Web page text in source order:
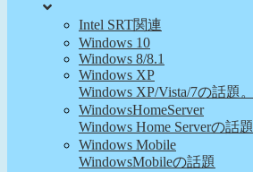
Intel SRT関連
Windows 10
Windows 8/8.1
Windows XP
Windows XP/Vista/7の話題。
WindowsHomeServer
Windows Home Serverの話題
Windows Mobile
WindowsMobileの話題